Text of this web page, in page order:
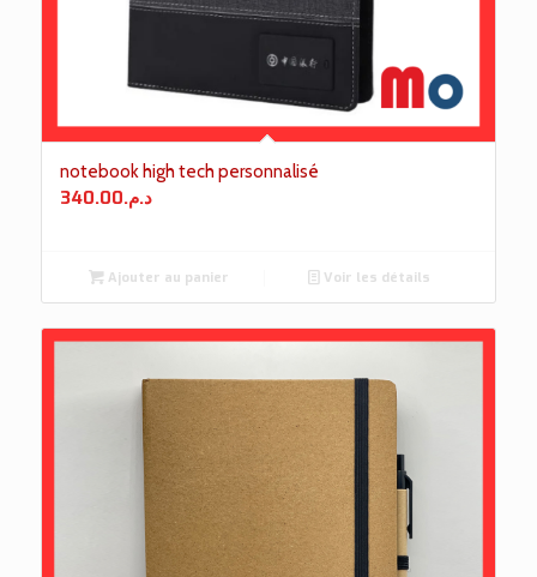
notebook high tech personnalisé
د.م.340.00
Ajouter au panier Voir les détails